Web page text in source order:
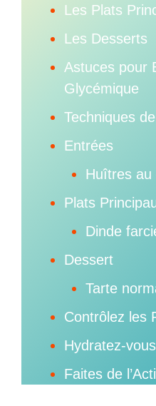
Les Plats
Les Desserts
Astuces pour
Glycémique
Techniques
Entrées
Huîtres au
Plats
Dinde
Dessert
Tarte
Contrôlez les
Hydratez-vous
Faites de